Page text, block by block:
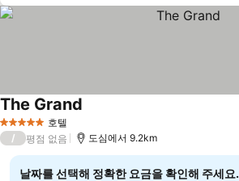
5 성급 호텔
The Grand
/ 평점 없음 도심에서 9.2km
날짜를 선택해 정확한 요금을 확인해 주세요.